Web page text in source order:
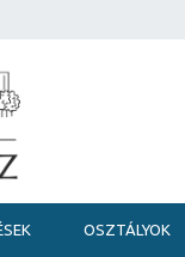
OSZTÁLYOK